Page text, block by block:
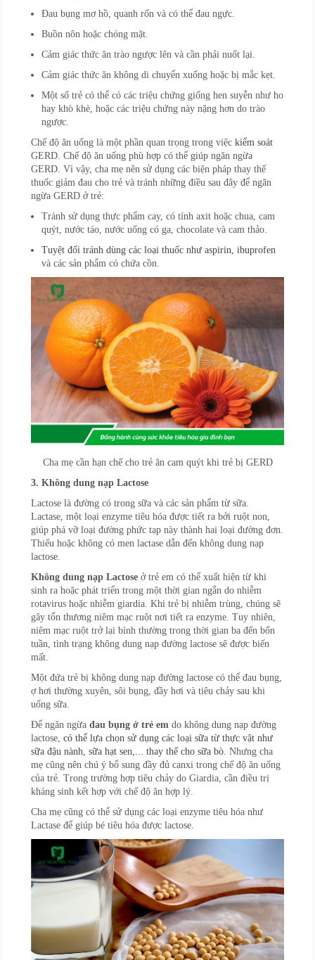
Đau bụng mơ hồ, quanh rốn và có thể đau ngực.
Buồn nôn hoặc chóng mặt.
Cảm giác thức ăn trào ngược lên và cần phải nuốt lại.
Cảm giác thức ăn không di chuyển xuống hoặc bị mắc kẹt.
Một số trẻ có thể có các triệu chứng giống hen suyễn như ho
hay khò khè, hoặc các triệu chứng này nặng hơn do trào
ngược.
Chế độ ăn uống là một phần quan trọng trong việckiểm soát
GERD. Chế độ ăn uống phù hợp có thể giúp ngăn ngừa
GERD. Vì vậy, cha mẹ nên sử dụng các biện pháp thay thế
thuốc giảm đau cho trẻ và tránh những điều sau đây để ngăn
ngừa GERD ở trẻ:
Tránh sử dụng thực phẩm cay, có tính axit hoặc chua, cam
quýt, nước táo, nước uống có ga, chocolate và cam thảo.
Tuyệt đối tránh dùng các loại thuốc như aspirin, ibuprofen
và các sản phẩm có chứa cồn.
Cha mẹ cần hạn chế cho trẻ ăn cam quýt khi trẻ bị GERD
3. Không dung nạp Lactose
Lactose là đường có trong sữa và các sản phẩm từ sữa.
Lactase, một loại enzyme tiêu hóa được tiết ra bởi ruột non,
giúp phá vỡ loại đường phức tạp này thành hai loại đường đơn.
Thiếu hoặc không có men lactase dẫn đến không dung nạp
lactose.
Không dung nạp Lactose ở trẻ em có thể xuất hiện từ khi
sinh ra hoặc phát triển trong một thời gian ngắn do nhiễm
rotavirus hoặc nhiễm giardia. Khi trẻ bị nhiễm trùng, chúng sẽ
gây tổn thương niêm mạc ruột nơi tiết ra enzyme. Tuy nhiên,
niêm mạc ruột trở lại bình thường trong thời gian ba đến bốn
tuần, tình trạng không dung nạp đường lactose sẽ được biến
mất.
Một đứa trẻ bị không dung nạp đường lactose có thể đau bụng,
ợ hơi thường xuyên, sôi bụng, đầy hơi và tiêu chảy sau khi
uống sữa.
Để ngăn ngừađau bụng ở trẻ em do không dung nạp đường
lactose,có thể lựa chọn sử dụng các loại sữa từ thực vật như
sữa đậu nành, sữa hạt sen,... thay thế cho sữa bò . Nhưng cha
mẹ cũng nên chú ý bổ sung đầy đủ canxi trong chế độ ăn uống
của trẻ. Trong trường hợp tiêu chảy do Giardia, cần điều trị
kháng sinh kết hợp với chế độ ăn hợp lý.
Cha mẹ cũng có thể sử dụng các loại enzyme tiêu hóa như
Lactase để giúp bé tiêu hóa được lactose.